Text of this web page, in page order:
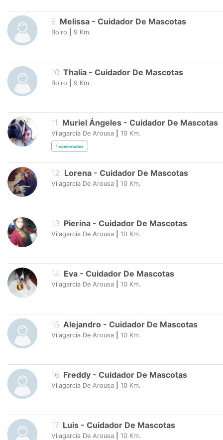
9. Melissa - Cuidador De Mascotas
Boiro 9 Km.
10. Thalia - Cuidador De Mascotas
Boiro 9 Km.
11 Muriel Ángeles - Cuidador De Mascotas
Vilagarcía De Arousa 10 Km.
1 comentarios
12 Lorena - Cuidador De Mascotas
Vilagarcía De Arousa 10 Km.
13. Pierina - Cuidador De Mascotas
Vilagarcía De Arousa 10 Km.
14. Eva - Cuidador De Mascotas
Vilagarcía De Arousa 10 Km.
15 Alejandro - Cuidador De Mascotas
Vilagarcía De Arousa 10 Km.
16 Freddy - Cuidador De Mascotas
Vilagarcía De Arousa 10 Km.
17. Luis - Cuidador De Mascotas
Vilagarcía De Arousa 10 Km.